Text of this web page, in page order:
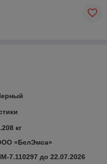
кг
«БелЭмса»
7.110297 до 22.07.2026